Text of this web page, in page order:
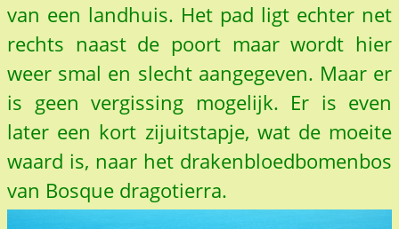
van een landhuis. Het pad ligt echter net
rechts naast de poort maar wordt hier
weer smal en slecht aangegeven. Maar er
is geen vergissing mogelijk. Er is even
later een kort zijuitstapje, wat de moeite
waard is, naar het drakenbloedbomenbos
van Bosque dragotierra.